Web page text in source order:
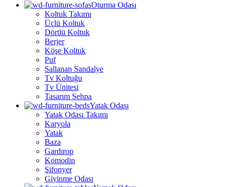
Oturma Odası
Koltuk Takımı
Üçlü Koltuk
Dörtlü Koltuk
Berjer
Köşe Koltuk
Puf
Sallanan Sandalye
Tv Koltuğu
Tv Ünitesi
Tasarım Sehpa
Yatak Odası
Yatak Odası Takımı
Karyola
Yatak
Baza
Gardırop
Komodin
Şifonyer
Giyinme Odası